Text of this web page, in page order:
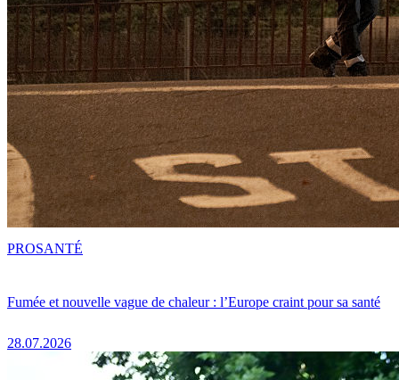
Fumée et nouvelle vague de chaleur : l’Europe craint pour sa santé
28.07.2026
PROSANTÉ